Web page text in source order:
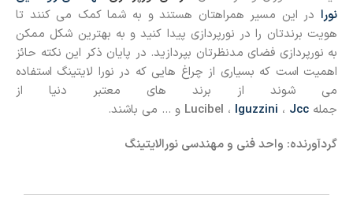
نورا در این مسیر همراهتان هستند و به شما کمک می کنند تا
هویت برندتان را در نورپردازی پیدا کنید و به بهترین شکل ممکن
به نورپردازی فضای مدنظرتان بپردازید. در پایان ذکر این نکته حائز
اهمیت است که بسیاری از چراغ هایی که در نورا لایتینگ استفاده
می شوند از برند های معتبر دنیا از
جمله
Lucibel ، Iguzzini ، Jcc
و … می باشند.
گردآورنده: واحد فنی و مهندسی نورالایتینگ